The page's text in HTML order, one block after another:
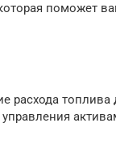
поможет
расхода топлива